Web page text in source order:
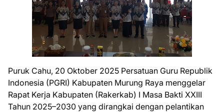
Puruk Cahu, 20 Oktober 2025 Persatuan Guru Republik
Indonesia (PGRI) Kabupaten Murung Raya menggelar
Rapat Kerja Kabupaten (Rakerkab) I Masa Bakti XXIII
Tahun 2025–2030 yang dirangkai dengan pelantikan